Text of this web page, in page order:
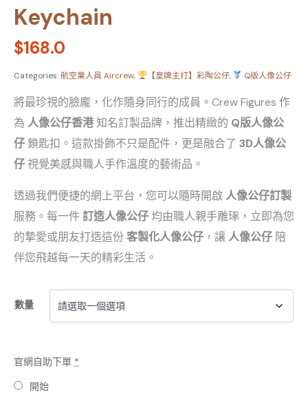
Keychain
$168.0
Categories:航空業人員 Aircrew, 【皇牌主打】彩陶公仔, Q版人像公仔
將最珍視的臉龐，化作隨身同行的成員。Crew Figures 作
為 人像公仔香港知名訂製品牌，推出精緻的 Q版人像公
仔鎖匙扣。這款掛飾不只是配件，更是融合了 3D人像公
仔視覺美感與職人手作溫度的藝術品。
透過我們便捷的網上平台，您可以隨時開啟人像公仔訂製
服務。每一件訂造人像公仔均由職人親手雕琢，立即為您
的摯愛或朋友打造這份客製化人像公仔 ，讓人像公仔 陪
伴您飛越每一天的精彩生活。
數量
官網自助下單 *
開始